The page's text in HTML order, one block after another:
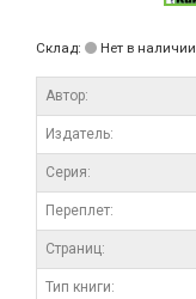
Склад: Нет в наличии
Автор:
Издатель:
Серия:
Переплет:
Cтраниц:
Тип книги: